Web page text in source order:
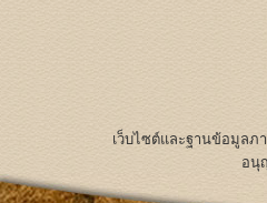
เว็บไซต์และฐานข้อมูลภ
อนุ